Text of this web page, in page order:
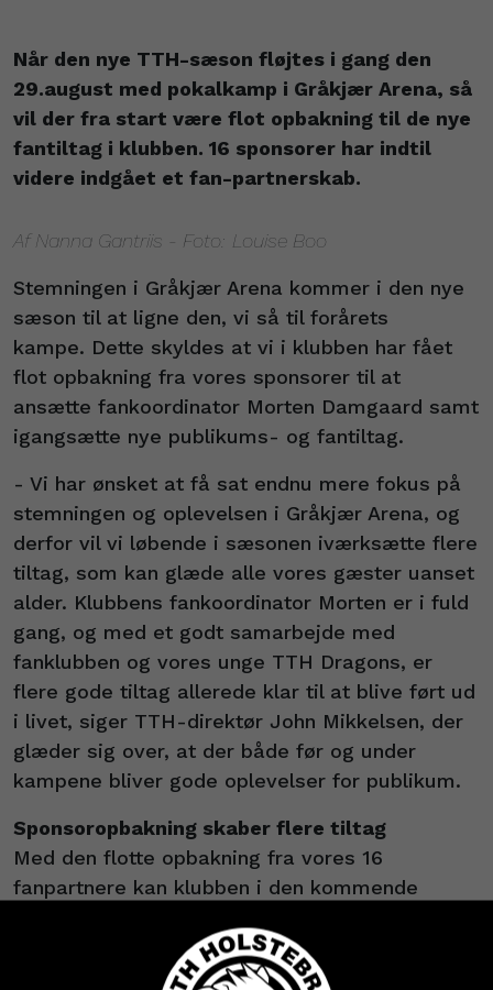
Når den nye TTH-sæson fløjtes i gang den
29.august med pokalkamp i Gråkjær Arena, så
vil der fra start være flot opbakning til de nye
fantiltag i klubben. 16 sponsorer har indtil
videre indgået et fan-partnerskab.
Af Nanna Gantriis - Foto: Louise Boo
Stemningen i Gråkjær Arena kommer i den nye
sæson til at ligne den, vi så til forårets
kampe. Dette skyldes at vi i klubben har fået
flot opbakning fra vores sponsorer til at
ansætte fankoordinator Morten Damgaard samt
igangsætte nye publikums- og fantiltag.
- Vi har ønsket at få sat endnu mere fokus på
stemningen og oplevelsen i Gråkjær Arena, og
derfor vil vi løbende i sæsonen iværksætte flere
tiltag, som kan glæde alle vores gæster uanset
alder. Klubbens fankoordinator Morten er i fuld
gang, og med et godt samarbejde med
fanklubben og vores unge TTH Dragons, er
flere gode tiltag allerede klar til at blive ført ud
i livet, siger TTH-direktør John Mikkelsen, der
glæder sig over, at der både før og under
kampene bliver gode oplevelser for publikum.
Sponsoropbakning skaber flere tiltag
Med den flotte opbakning fra vores 16
fanpartnere kan klubben i den kommende
billetpriser, fanspisning og livemusik til
hjemmekampe, ekstra tiltag til de unge fans og